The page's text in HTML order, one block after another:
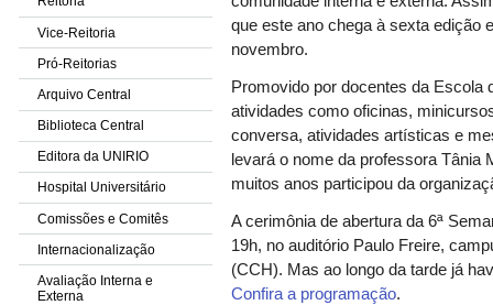
Vice-Reitoria
Pró-Reitorias
Arquivo Central
Biblioteca Central
Editora da UNIRIO
Hospital Universitário
Comissões e Comitês
Internacionalização
Avaliação Interna e
Externa
que este ano chega à sexta edição
novembro.
Promovido por docentes da Escola
atividades como oficinas,
conversa, atividades artísticas e
levará o nome da professora Tânia
muitos anos participou da
A cerimônia de abertura da 6ª
19h, no auditório Paulo Freire,
(CCH). Mas ao longo da tarde já
Confira a programação.